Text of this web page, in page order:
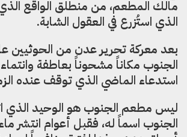
مالك المطعم، من منطلق الواقع
الذي استُزرع في العقول الشابة.
الجنوب مكاناً مشحوناً بعاطفة
استدعاء الماضي الذي توقف عنده
ليس مطعم الجنوب هو الوحيد الذي
الجنوب اسماً له، فقبل أعوام انتشر